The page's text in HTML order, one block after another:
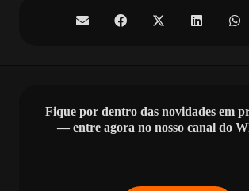
Fique por dentro das novidades em
— entre agora no nosso canal do